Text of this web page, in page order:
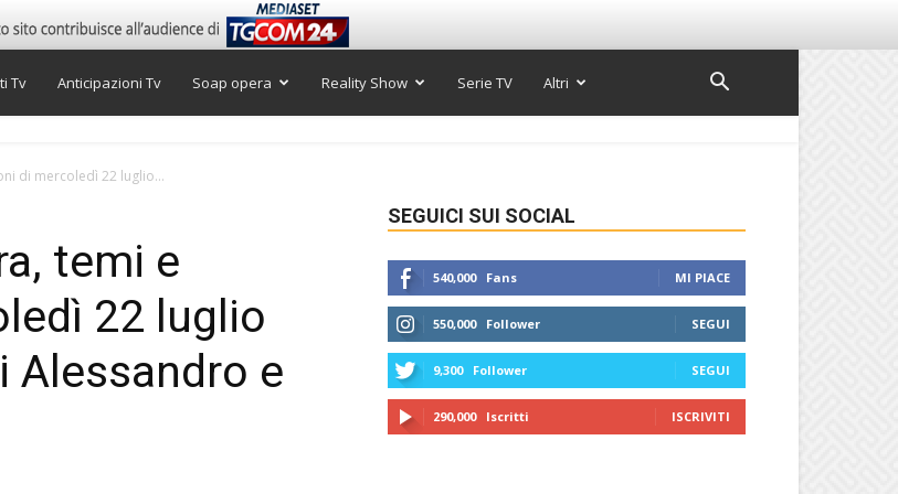
Tv Anticipazioni Tv Soap opera Reality Show Serie TV Altri
di mercoledì 22 luglio...
temi e
22 luglio
Alessandro e
SEGUICI SUI SOCIAL
540,000 Fans MI PIACE
550,000 Follower SEGUI
9,300 Follower SEGUI
290,000 Iscritti ISCRIVITI